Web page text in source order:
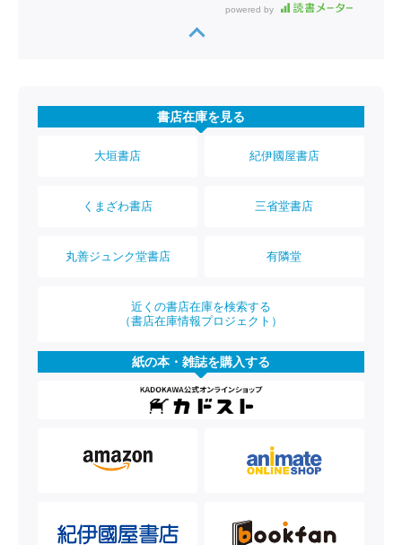
powered by
書店在庫を見る
大垣書店 紀伊國屋書店
くまざわ書店 三省堂書店
丸善ジュンク堂書店 有隣堂
近くの書店在庫を検索する
（書店在庫情報プロジェクト）
紙の本・雑誌を購入する